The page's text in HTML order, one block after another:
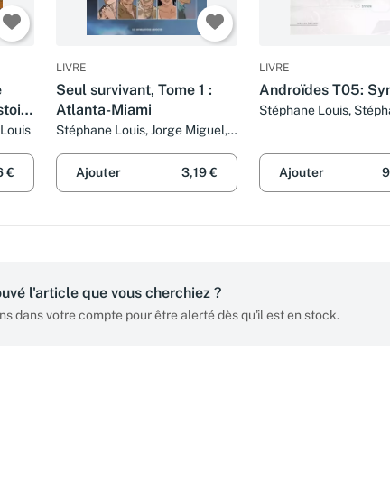
€
LIVRE
Seul survivant, Tome 1 :
Atlanta-Miami
Stéphane Louis, Jorge Miguel,
Christophe Martinolli
Ajouter 3,19 €
LIVRE
Androïdes T05:
Stéphane Louis,
Ajouter
l'article que vous cherchiez ?
dans votre compte pour être alerté dès qu'il est en stock.